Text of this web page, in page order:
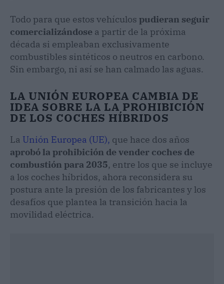
Todo para que estos vehículos pudieran seguir
comercializándose a partir de la próxima
década si empleaban exclusivamente
combustibles sintéticos o neutros en carbono.
Sin embargo, ni así se han calmado las aguas.
LA UNIÓN EUROPEA CAMBIA DE
IDEA SOBRE LA LA PROHIBICIÓN
DE LOS COCHES HÍBRIDOS
La Unión Europea (UE), que hace dos años
aprobó la prohibición de vender coches de
combustión para 2035, entre los que se incluye
a los coches híbridos, ahora reconsidera su
postura ante la presión de los fabricantes y los
desafíos que plantea la transición hacia la
movilidad eléctrica.